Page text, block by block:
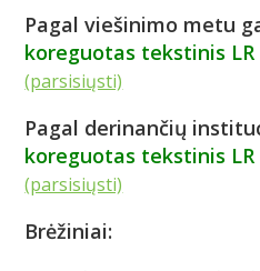
Pagal viešinimo metu
koreguotas tekstinis LR
(parsisiųsti)
Pagal derinančių
koreguotas tekstinis LR
(parsisiųsti)
Brėžiniai: